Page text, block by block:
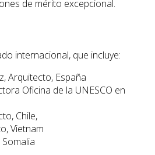
de mérito excepcional.
internacional, que incluye:
Arquitecto, España
Oficina de la UNESCO en
Chile,
Vietnam